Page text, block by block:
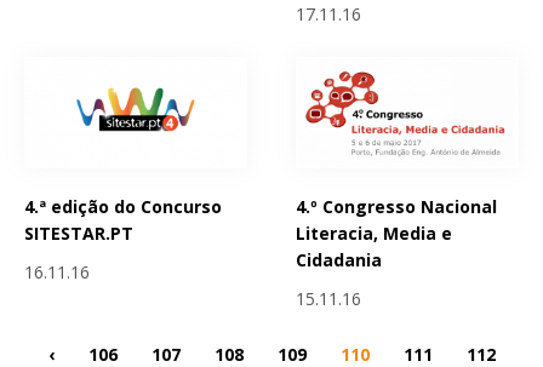
17.11.16
4.ª edição do Concurso
SITESTAR.PT
16.11.16
4.º Congresso Nacional
Literacia, Media e
Cidadania
15.11.16
‹ 106 107 108 109 110 111
112